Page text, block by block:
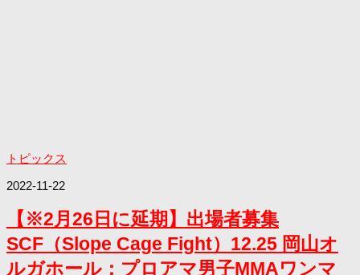
トピックス
2022-11-22
【※2月26日に延期】出場者募集
SCF（Slope Cage Fight）12.25 岡山オ
ルガホール：プロアマ男子MMAワンマ